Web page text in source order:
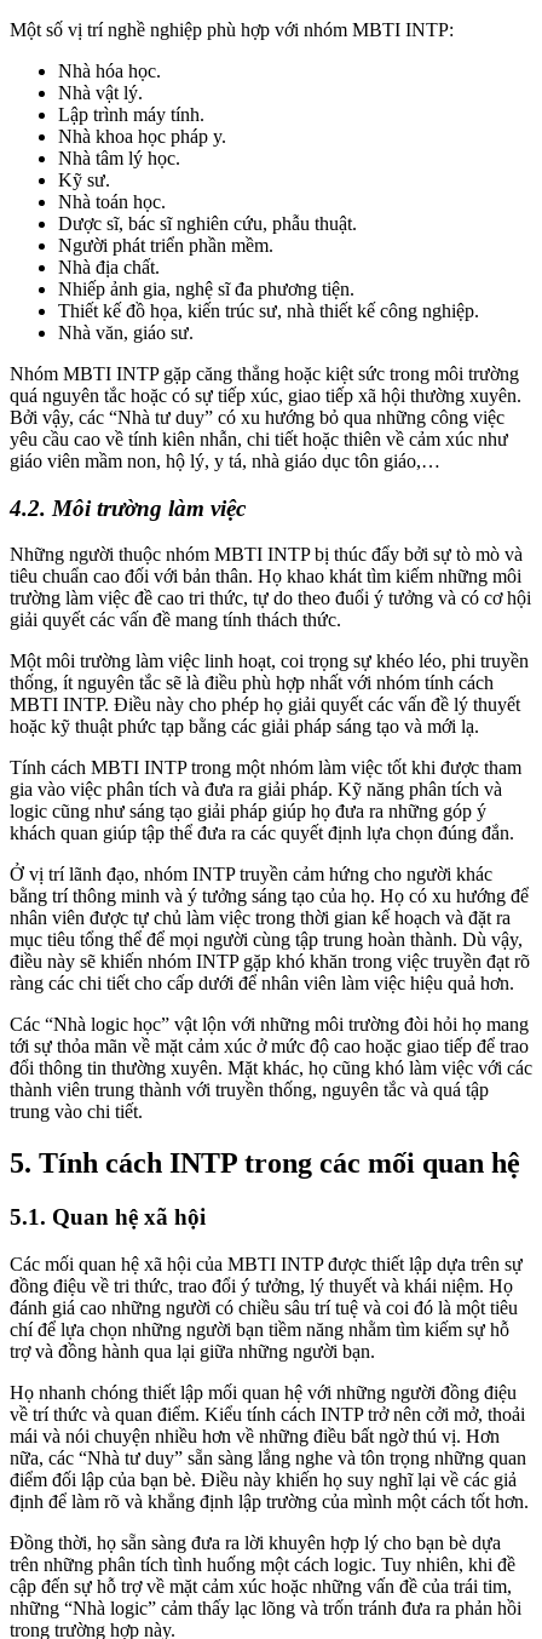
Một số vị trí nghề nghiệp phù hợp với nhóm MBTI INTP:
Nhà hóa học.
Nhà vật lý.
Lập trình máy tính.
Nhà khoa học pháp y.
Nhà tâm lý học.
Kỹ sư.
Nhà toán học.
Dược sĩ, bác sĩ nghiên cứu, phẫu thuật.
Người phát triển phần mềm.
Nhà địa chất.
Nhiếp ảnh gia, nghệ sĩ đa phương tiện.
Thiết kế đồ họa, kiến trúc sư, nhà thiết kế công nghiệp.
Nhà văn, giáo sư.
Nhóm MBTI INTP gặp căng thẳng hoặc kiệt sức trong môi trường
quá nguyên tắc hoặc có sự tiếp xúc, giao tiếp xã hội thường xuyên.
Bởi vậy, các “Nhà tư duy” có xu hướng bỏ qua những công việc
yêu cầu cao về tính kiên nhẫn, chi tiết hoặc thiên về cảm xúc như
giáo viên mầm non, hộ lý, y tá, nhà giáo dục tôn giáo,…
4.2. Môi trường làm việc
Những người thuộc nhóm MBTI INTP bị thúc đẩy bởi sự tò mò và
tiêu chuẩn cao đối với bản thân. Họ khao khát tìm kiếm những môi
trường làm việc đề cao tri thức, tự do theo đuổi ý tưởng và có cơ hội
giải quyết các vấn đề mang tính thách thức.
Một môi trường làm việc linh hoạt, coi trọng sự khéo léo, phi truyền
thống, ít nguyên tắc sẽ là điều phù hợp nhất với nhóm tính cách
MBTI INTP. Điều này cho phép họ giải quyết các vấn đề lý thuyết
hoặc kỹ thuật phức tạp bằng các giải pháp sáng tạo và mới lạ.
Tính cách MBTI INTP trong một nhóm làm việc tốt khi được tham
gia vào việc phân tích và đưa ra giải pháp. Kỹ năng phân tích và
logic cũng như sáng tạo giải pháp giúp họ đưa ra những góp ý
khách quan giúp tập thể đưa ra các quyết định lựa chọn đúng đắn.
Ở vị trí lãnh đạo, nhóm INTP truyền cảm hứng cho người khác
bằng trí thông minh và ý tưởng sáng tạo của họ. Họ có xu hướng để
nhân viên được tự chủ làm việc trong thời gian kế hoạch và đặt ra
mục tiêu tổng thể để mọi người cùng tập trung hoàn thành. Dù vậy,
điều này sẽ khiến nhóm INTP gặp khó khăn trong việc truyền đạt rõ
ràng các chi tiết cho cấp dưới để nhân viên làm việc hiệu quả hơn.
Các “Nhà logic học” vật lộn với những môi trường đòi hỏi họ mang
tới sự thỏa mãn về mặt cảm xúc ở mức độ cao hoặc giao tiếp để trao
đổi thông tin thường xuyên. Mặt khác, họ cũng khó làm việc với các
thành viên trung thành với truyền thống, nguyên tắc và quá tập
trung vào chi tiết.
5. Tính cách INTP trong các mối quan hệ
5.1. Quan hệ xã hội
Các mối quan hệ xã hội của MBTI INTP được thiết lập dựa trên sự
đồng điệu về tri thức, trao đổi ý tưởng, lý thuyết và khái niệm. Họ
đánh giá cao những người có chiều sâu trí tuệ và coi đó là một tiêu
chí để lựa chọn những người bạn tiềm năng nhằm tìm kiếm sự hỗ
trợ và đồng hành qua lại giữa những người bạn.
Họ nhanh chóng thiết lập mối quan hệ với những người đồng điệu
về trí thức và quan điểm. Kiểu tính cách INTP trở nên cởi mở, thoải
mái và nói chuyện nhiều hơn về những điều bất ngờ thú vị. Hơn
nữa, các “Nhà tư duy” sẵn sàng lắng nghe và tôn trọng những quan
điểm đối lập của bạn bè. Điều này khiến họ suy nghĩ lại về các giả
định để làm rõ và khẳng định lập trường của mình một cách tốt hơn.
Đồng thời, họ sẵn sàng đưa ra lời khuyên hợp lý cho bạn bè dựa
trên những phân tích tình huống một cách logic. Tuy nhiên, khi đề
cập đến sự hỗ trợ về mặt cảm xúc hoặc những vấn đề của trái tim,
những “Nhà logic” cảm thấy lạc lõng và trốn tránh đưa ra phản hồi
trong trường hợp này.